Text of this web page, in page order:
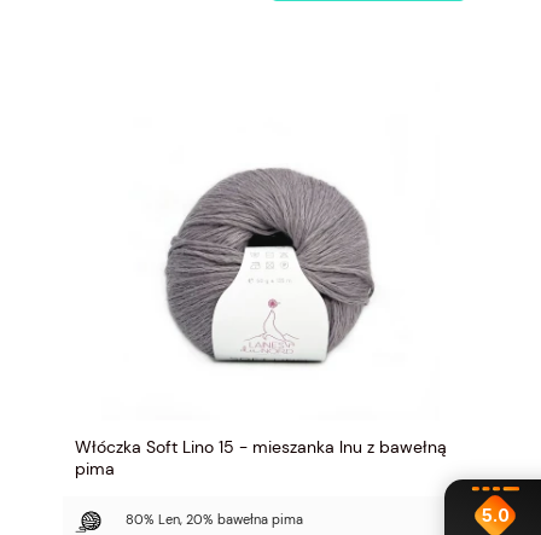
Włóczka Soft Lino 15 - mieszanka lnu z bawełną
pima
80% Len, 20% bawełna pima 5.0